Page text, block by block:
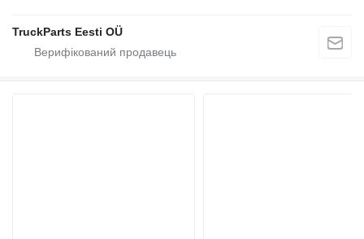
TruckParts Eesti OÜ